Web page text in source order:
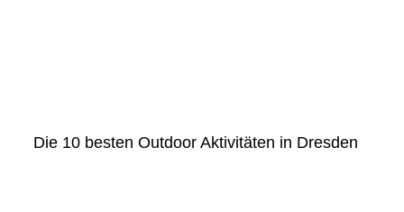
Die 10 besten Outdoor Aktivitäten in Dresden